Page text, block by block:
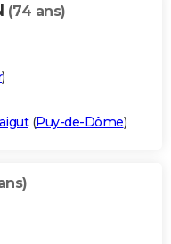
(74 ans)
)
(Puy-de-Dôme)